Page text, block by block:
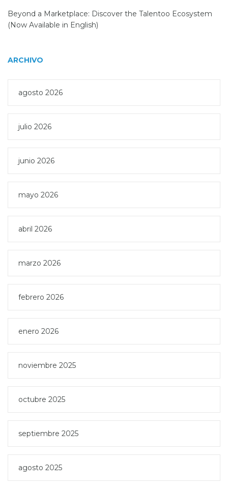
Beyond a Marketplace: Discover the Talentoo Ecosystem
(Now Available in English)
ARCHIVO
agosto 2026
julio 2026
junio 2026
mayo 2026
abril 2026
marzo 2026
febrero 2026
enero 2026
noviembre 2025
octubre 2025
septiembre 2025
agosto 2025